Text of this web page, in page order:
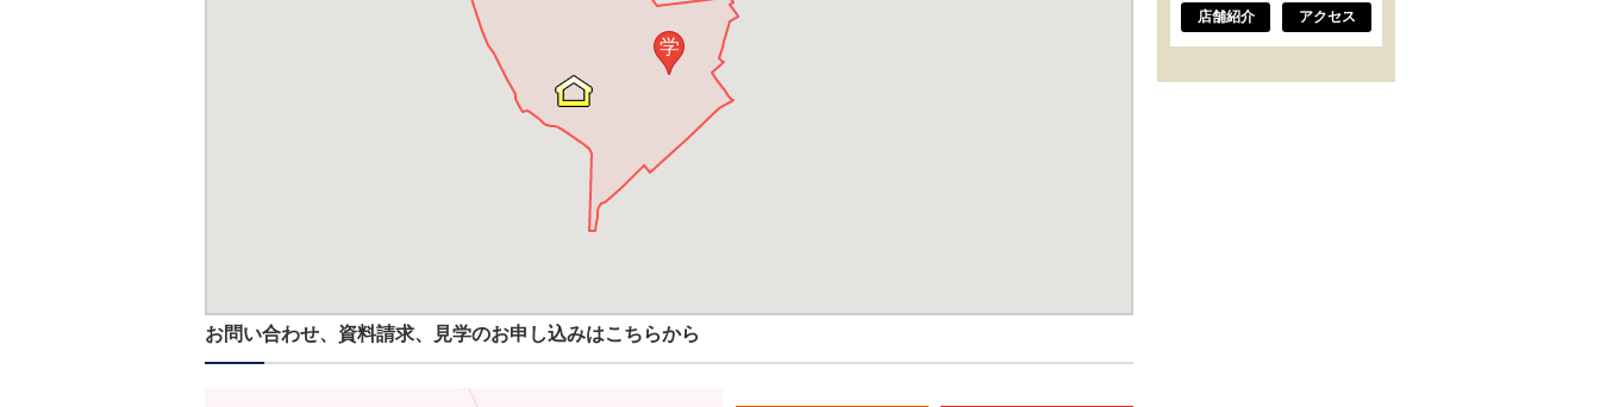
学
お問い合わせ、資料請求、見学のお申し込みはこちらから
店舗紹介 アクセス